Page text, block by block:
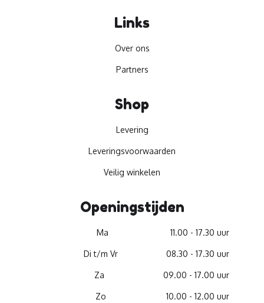
Links
Over ons
Partners
Shop
Levering
Leveringsvoorwaarden
Veilig winkelen
Openingstijden
Ma 11.00 - 17.30 uur
Di t/m Vr 08.30 - 17.30 uur
Za 09.00 - 17.00 uur
Zo 10.00 - 12.00 uur